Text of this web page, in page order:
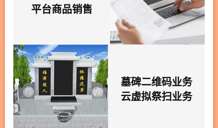
平台商品销售
墓碑二维码业务
云虚拟祭扫业务